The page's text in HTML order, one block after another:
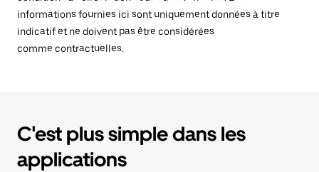
informations fournies ici sont uniquement données à titre
indicatif et ne doivent pas être considérées
comme contractuelles.
C'est plus simple dans les
applications